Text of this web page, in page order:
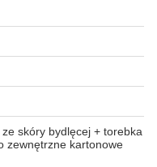
ze skóry bydlęcej + torebka
zewnętrzne kartonowe